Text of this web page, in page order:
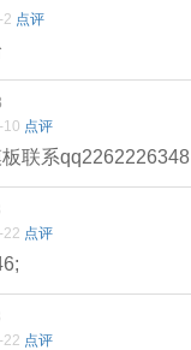
2 点评
10 点评
联系qq2262226348
22 点评
22 点评